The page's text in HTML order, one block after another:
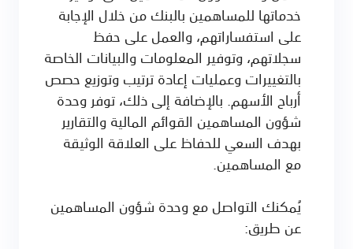
خدماتها للمساهمين بالبنك من خلال الإجابة
على استفساراتهم، والعمل على حفظ
سجلاتهم، وتوفير المعلومات والبيانات الخاصة
بالتغييرات وعمليات إعادة ترتيب وتوزيع حصص
أرباح الأسهم. بالإضافة إلى ذلك، توفر وحدة
شؤون المساهمين القوائم المالية والتقارير
بهدف السعي للحفاظ على العلاقة الوثيقة
مع المساهمين.
يُمكنك التواصل مع وحدة شؤون المساهمين
عن طريق: